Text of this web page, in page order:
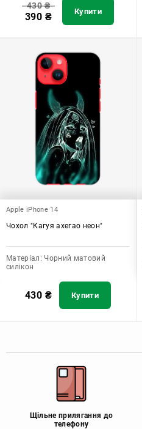
430₴
390 ₴ Купити
Apple iPhone 14
Чохол "Кагуя ахегао неон"
Матеріал: Чорний матовий
силікон
430 ₴ Купити
Щільне прилягання до
телефону